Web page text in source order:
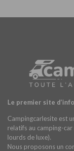
Le premier site
Campingcarlesite est
relatifs au camping-
lourds de luxe).
Nous proposons un